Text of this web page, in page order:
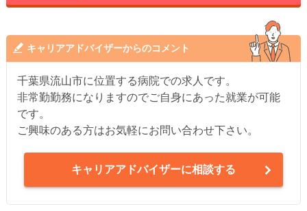
キャリアアドバイザーからのコメント
千葉県流山市に位置する病院での求人です。
非常勤勤務になりますのでご自身にあった就業が可能
です。
ご興味のある方はお気軽にお問い合わせ下さい。
キャリアアドバイザーに相談する